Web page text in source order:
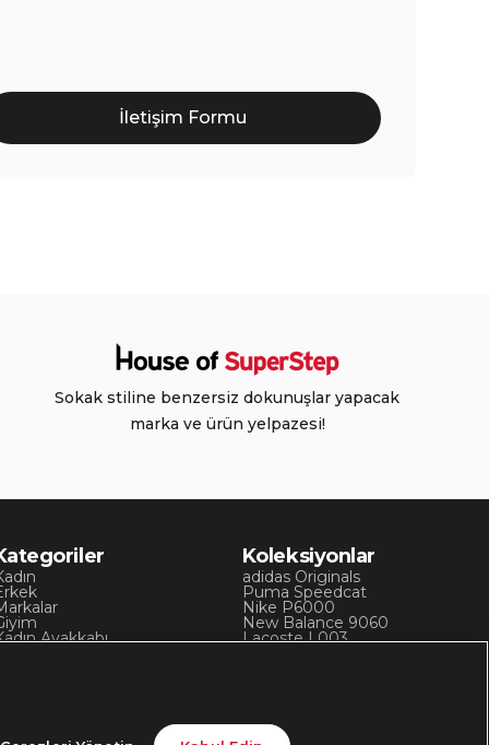
İletişim Formu
Sokak stiline benzersiz dokunuşlar yapacak
marka ve ürün yelpazesi!
Ayakkabı
Koleksiyonlar
adidas Originals
Puma Speedcat
Nike P6000
New Balance 9060
Lacoste L003